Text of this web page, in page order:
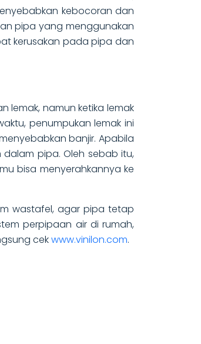
kebocoran dan
pipa yang menggunakan
kerusakan pada pipa dan
lemak, namun ketika lemak
penumpukan lemak ini
banjir. Apabila
pipa. Oleh sebab itu,
bisa menyerahkannya ke
wastafel, agar pipa tetap
perpipaan air di rumah,
cekwww.vinilon.com.